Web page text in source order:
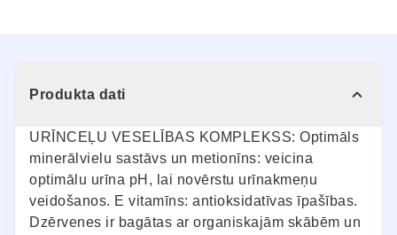
Produkta dati
URĪNCEĻU VESELĪBAS KOMPLEKSS: Optimāls
minerālvielu sastāvs un metionīns: veicina
optimālu urīna pH, lai novērstu urīnakmeņu
veidošanos. E vitamīns: antioksidatīvas īpašības.
Dzērvenes ir bagātas ar organiskajām skābēm un